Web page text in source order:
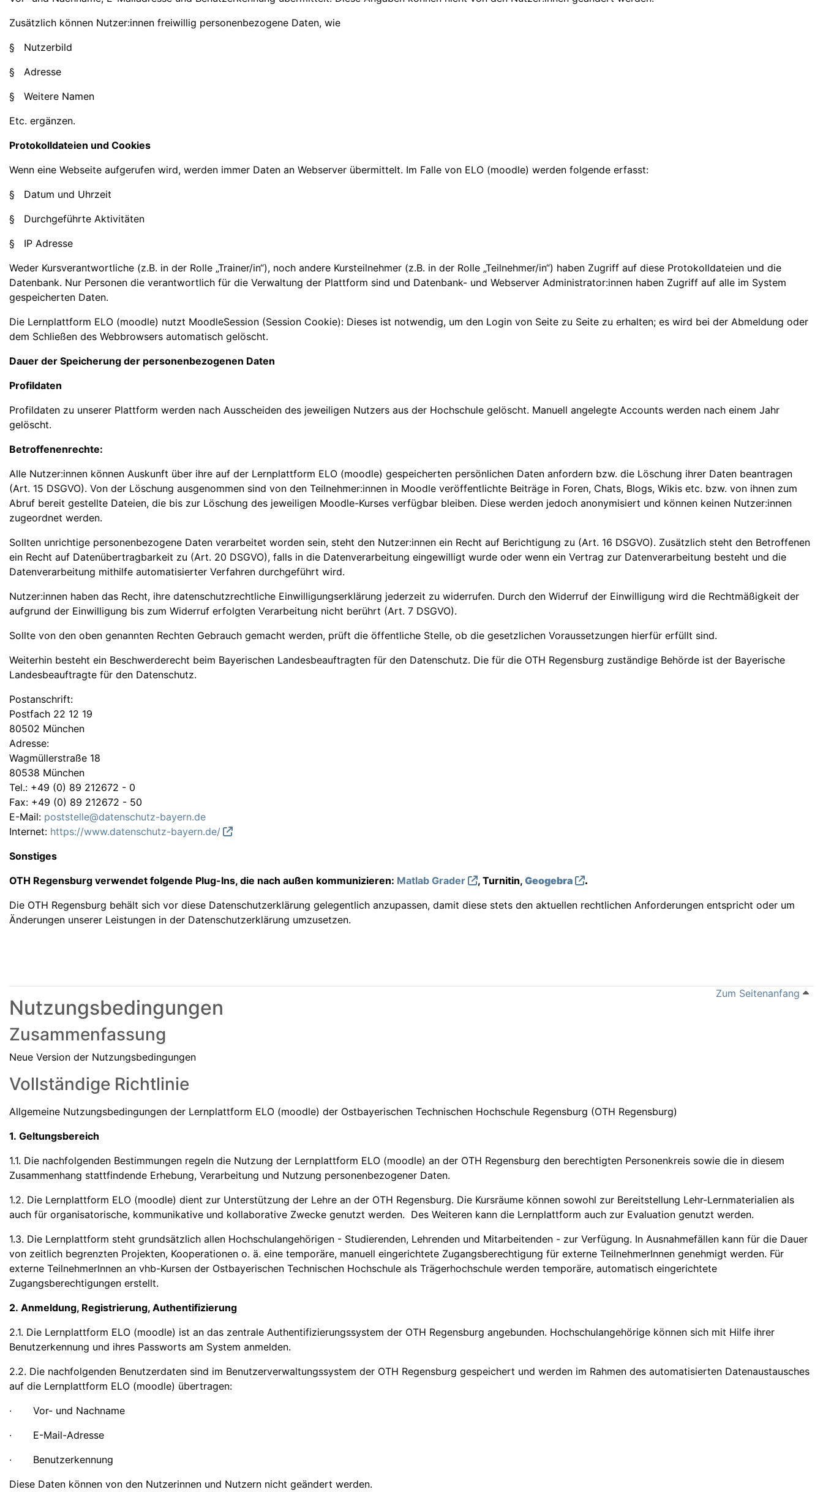
Zusätzlich können Nutzer:innen freiwillig personenbezogene Daten, wie
§ Nutzerbild
§ Adresse
§ Weitere Namen
Etc. ergänzen.
Protokolldateien und Cookies
Wenn eine Webseite aufgerufen wird, werden immer Daten an Webserver übermittelt. Im Falle von ELO (moodle) werden folgende erfasst:
§ Datum und Uhrzeit
§ Durchgeführte Aktivitäten
§ IP Adresse
Weder Kursverantwortliche (z.B. in der Rolle „Trainer/in“), noch andere Kursteilnehmer (z.B. in der Rolle „Teilnehmer/in“) haben Zugriff auf diese Protokolldateien und die
Datenbank. Nur Personen die verantwortlich für die Verwaltung der Plattform sind und Datenbank- und Webserver Administrator:innen haben Zugriff auf alle im System
gespeicherten Daten.
Die Lernplattform ELO (moodle) nutzt MoodleSession (Session Cookie): Dieses ist notwendig, um den Login von Seite zu Seite zu erhalten; es wird bei der Abmeldung oder
dem Schließen des Webbrowsers automatisch gelöscht.
Dauer der Speicherung der personenbezogenen Daten
Profildaten
Profildaten zu unserer Plattform werden nach Ausscheiden des jeweiligen Nutzers aus der Hochschule gelöscht. Manuell angelegte Accounts werden nach einem Jahr
gelöscht.
Betroffenenrechte:
Alle Nutzer:innen können Auskunft über ihre auf der Lernplattform ELO (moodle) gespeicherten persönlichen Daten anfordern bzw. die Löschung ihrer Daten beantragen
(Art. 15 DSGVO). Von der Löschung ausgenommen sind von den Teilnehmer:innen in Moodle veröffentlichte Beiträge in Foren, Chats, Blogs, Wikis etc. bzw. von ihnen zum
Abruf bereit gestellte Dateien, die bis zur Löschung des jeweiligen Moodle-Kurses verfügbar bleiben. Diese werden jedoch anonymisiert und können keinen Nutzer:innen
zugeordnet werden.
Sollten unrichtige personenbezogene Daten verarbeitet worden sein, steht den Nutzer:innen ein Recht auf Berichtigung zu (Art. 16 DSGVO). Zusätzlich steht den Betroffenen
ein Recht auf Datenübertragbarkeit zu (Art. 20 DSGVO), falls in die Datenverarbeitung eingewilligt wurde oder wenn ein Vertrag zur Datenverarbeitung besteht und die
Datenverarbeitung mithilfe automatisierter Verfahren durchgeführt wird.
Nutzer:innen haben das Recht, ihre datenschutzrechtliche Einwilligungserklärung jederzeit zu widerrufen. Durch den Widerruf der Einwilligung wird die Rechtmäßigkeit der
aufgrund der Einwilligung bis zum Widerruf erfolgten Verarbeitung nicht berührt (Art. 7 DSGVO).
Sollte von den oben genannten Rechten Gebrauch gemacht werden, prüft die öffentliche Stelle, ob die gesetzlichen Voraussetzungen hierfür erfüllt sind.
Weiterhin besteht ein Beschwerderecht beim Bayerischen Landesbeauftragten für den Datenschutz. Die für die OTH Regensburg zuständige Behörde ist der Bayerische
Landesbeauftragte für den Datenschutz.
Postanschrift:
Postfach 22 12 19
80502 München
Adresse:
Wagmüllerstraße 18
80538 München
Tel.: +49 (0) 89 212672 - 0
Fax: +49 (0) 89 212672 - 50
E-Mail: poststelle@datenschutz-bayern.de
Internet: https://www.datenschutz-bayern.de/
Sonstiges
OTH Regensburg verwendet folgende Plug-Ins, die nach außen kommunizieren: Matlab Grader , Turnitin, Geogebra
.
Die OTH Regensburg behält sich vor diese Datenschutzerklärung gelegentlich anzupassen, damit diese stets den aktuellen rechtlichen Anforderungen entspricht oder um
Änderungen unserer Leistungen in der Datenschutzerklärung umzusetzen.
Zum Seitenanfang
Nutzungsbedingungen
Zusammenfassung
Neue Version der Nutzungsbedingungen
Vollständige Richtlinie
Allgemeine Nutzungsbedingungen der Lernplattform ELO (moodle) der Ostbayerischen Technischen Hochschule Regensburg (OTH Regensburg)
1. Geltungsbereich
1.1. Die nachfolgenden Bestimmungen regeln die Nutzung der Lernplattform ELO (moodle) an der OTH Regensburg den berechtigten Personenkreis sowie die in diesem
Zusammenhang stattfindende Erhebung, Verarbeitung und Nutzung personenbezogener Daten.
1.2. Die Lernplattform ELO (moodle) dient zur Unterstützung der Lehre an der OTH Regensburg. Die Kursräume können sowohl zur Bereitstellung Lehr-Lernmaterialien als
auch für organisatorische, kommunikative und kollaborative Zwecke genutzt werden. Des Weiteren kann die Lernplattform auch zur Evaluation genutzt werden.
1.3. Die Lernplattform steht grundsätzlich allen Hochschulangehörigen - Studierenden, Lehrenden und Mitarbeitenden - zur Verfügung. In Ausnahmefällen kann für die Dauer
von zeitlich begrenzten Projekten, Kooperationen o. ä. eine temporäre, manuell eingerichtete Zugangsberechtigung für externe TeilnehmerInnen genehmigt werden. Für
externe TeilnehmerInnen an vhb-Kursen der Ostbayerischen Technischen Hochschule als Trägerhochschule werden temporäre, automatisch eingerichtete
Zugangsberechtigungen erstellt.
2. Anmeldung, Registrierung, Authentifizierung
2.1. Die Lernplattform ELO (moodle) ist an das zentrale Authentifizierungssystem der OTH Regensburg angebunden. Hochschulangehörige können sich mit Hilfe ihrer
Benutzerkennung und ihres Passworts am System anmelden.
2.2. Die nachfolgenden Benutzerdaten sind im Benutzerverwaltungssystem der OTH Regensburg gespeichert und werden im Rahmen des automatisierten Datenaustausches
auf die Lernplattform ELO (moodle) übertragen:
· Vor- und Nachname
· E-Mail-Adresse
· Benutzerkennung
Diese Daten können von den Nutzerinnen und Nutzern nicht geändert werden.